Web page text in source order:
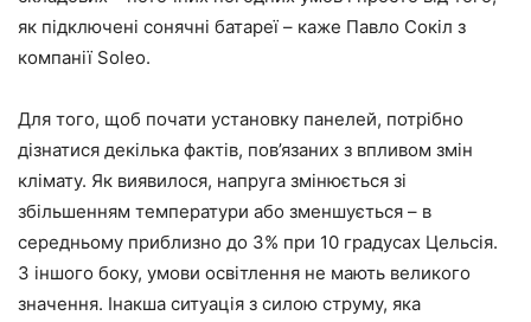
як підключені сонячні батареї – каже Павло Сокіл з
компанії Soleo.
Для того, щоб почати установку панелей, потрібно
дізнатися декілька фактів, пов’язаних з впливом змін
клімату. Як виявилося, напруга змінюється зі
збільшенням температури або зменшується – в
середньому приблизно до 3% при 10 градусах Цельсія.
З іншого боку, умови освітлення не мають великого
значення. Інакша ситуація з силою струму, яка